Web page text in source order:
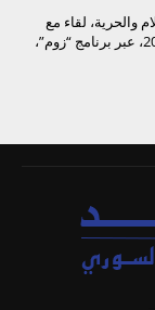
والحرية، لقاء مع
ممثلين عن الخارجية الكندية، يوم الأربعاء 21/إبريل/2021، عبر برنامج “زوم”،